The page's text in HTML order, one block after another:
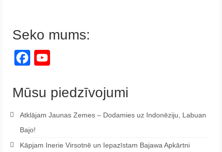
Seko mums:
Facebook
Mūsu piedzīvojumi
Atklājam Jaunas Zemes – Dodamies uz Indonēziju, Labuan
Bajo!
Kāpjam Inerie Virsotnē un Iepazīstam Bajawa Apkārtni